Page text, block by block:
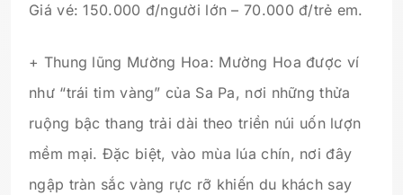
Giá vé: 150.000 đ/người lớn – 70.000 đ/trẻ em.
+ Thung lũng Mường Hoa: Mường Hoa được ví
như “trái tim vàng” của Sa Pa, nơi những thửa
ruộng bậc thang trải dài theo triền núi uốn lượn
mềm mại. Đặc biệt, vào mùa lúa chín, nơi đây
ngập tràn sắc vàng rực rỡ khiến du khách say